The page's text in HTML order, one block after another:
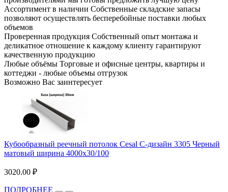
Ассортимент в наличии Собственные складские запасы
позволяют осуществлять бесперебойные поставки любых
объемов
Проверенная продукция Собственный опыт монтажа и
деликатное отношение к каждому клиенту гарантируют
качественную продукцию
Любые объёмы Торговые и офисные центры, квартиры и
коттеджи - любые объемы отгрузок
Возможно Вас заинтересует
Кубообразный реечный потолок Cesal C-дизайн 3305 Черный
матовый ширина 4000х30/100
3020.00 ₽
ПОДРОБНЕЕ